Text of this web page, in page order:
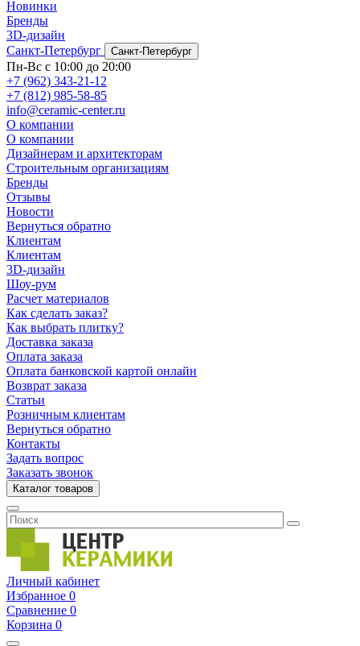
Новинки
Бренды
3D-дизайн
Санкт-Петербург
Санкт-Петербург
Пн-Вс с 10:00 до 20:00
+7 (962) 343-21-12
+7 (812) 985-58-85
info@ceramic-center.ru
О компании
О компании
Дизайнерам и архитекторам
Строительным организациям
Бренды
Отзывы
Новости
Вернуться обратно
Клиентам
Клиентам
3D-дизайн
Шоу-рум
Расчет материалов
Как сделать заказ?
Как выбрать плитку?
Доставка заказа
Оплата заказа
Оплата банковской картой онлайн
Возврат заказа
Статьи
Розничным клиентам
Вернуться обратно
Контакты
Задать вопрос
Заказать звонок
Каталог товаров
Личный кабинет
Избранное 0
Сравнение 0
Корзина 0